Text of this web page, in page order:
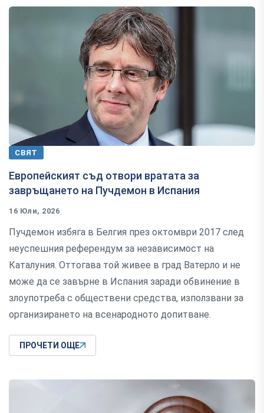
СВЯТ
Европейският съд отвори вратата за
завръщането на Пучдемон в Испания
16 Юли, 2026
Пучдемон избяга в Белгия през октомври 2017 след
неуспешния референдум за независимост на
Каталуния. Оттогава той живее в град Ватерло и не
може да се завърне в Испания заради обвинение в
злоупотреба с обществени средства, използвани за
организирането на всенародното допитване.
ПРОЧЕТИ ОЩЕ